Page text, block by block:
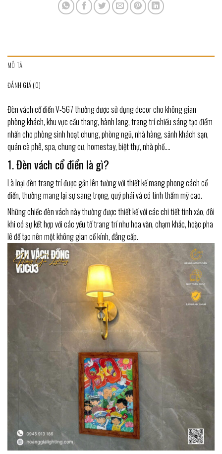
MÔ TẢ
ĐÁNH GIÁ (0)
Đèn vách cổ điển V-567 thường được sử dụng decor cho không gian
phòng khách, khu vực cầu thang, hành lang, trang trí chiếu sáng tạo điểm
nhấn cho phòng sinh hoạt chung, phòng ngủ, nhà hàng, sảnh khách sạn,
quán cà phê, spa, chung cư, homestay, biệt thự, nhà phố….
1. Đèn vách cổ điển là gì?
Là loại đèn trang trí được gắn lên tường với thiết kế mang phong cách cổ
điển, thường mang lại sự sang trọng, quý phái và có tính thẩm mỹ cao.
Những chiếc đèn vách này thường được thiết kế với các chi tiết tinh xảo, đôi
khi có sự kết hợp với các yếu tố trang trí như hoa văn, chạm khắc, hoặc pha
lê để tạo nên một không gian cổ kính, đẳng cấp.